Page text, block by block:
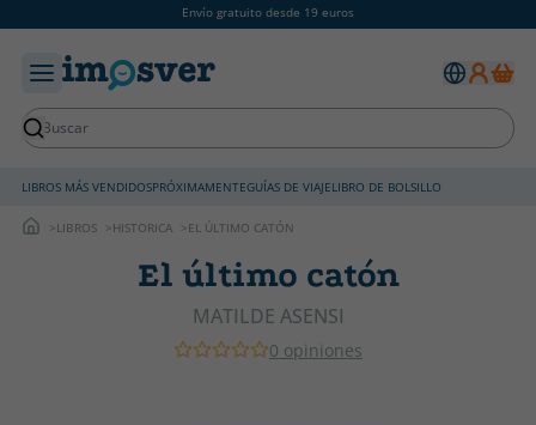
Envío gratuito desde 19 euros
LIBROS MÁS VENDIDOSPRÓXIMAMENTEGUÍAS DE VIAJELIBRO DE BOLSILLO
LIBROS HISTORICA EL ÚLTIMO CATÓN
El último catón
MATILDE ASENSI
0 opiniones